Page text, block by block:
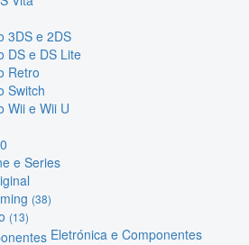
3DS e 2DS
DS e DS Lite
Retro
Switch
Wii e Wii U
e Series
(38)
(13)
Eletrónica e Componentes